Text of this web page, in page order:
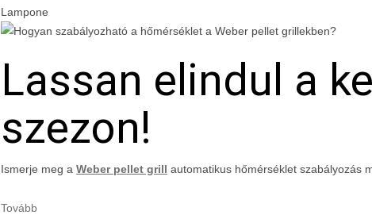
Lampone
Lassan elindul a
szezon!
Ismerje meg a Weber pellet grill automatikus hőmérséklet szabályozás
Tovább